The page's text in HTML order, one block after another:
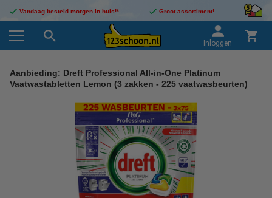
Vandaag besteld morgen in huis!* Groot assortiment!
Inloggen
Aanbieding: Dreft Professional All-in-One Platinum
Vaatwastabletten Lemon (3 zakken - 225 vaatwasbeurten)